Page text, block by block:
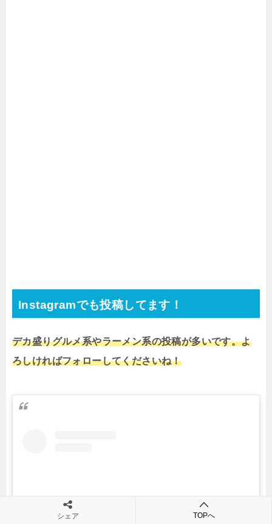
Instagramでも投稿してます！
デカ盛りグルメ系やラーメン系の投稿が多いです。よ
ろしければフォローしてくださいね！
シェア TOPへ